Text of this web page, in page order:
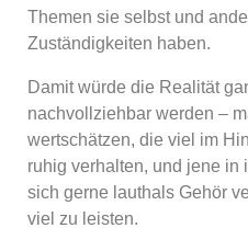
Themen sie selbst und
Zuständigkeiten haben.
Damit würde die Realität
nachvollziehbar werden –
wertschätzen, die viel im
ruhig verhalten, und jene in
sich gerne lauthals Gehör
viel zu leisten.